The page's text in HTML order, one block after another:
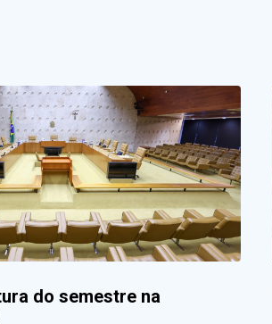
do semestre na